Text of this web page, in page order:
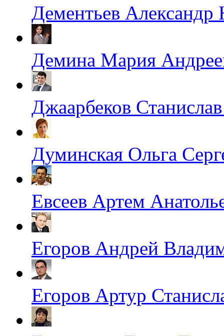
Дементьев
Демина Мария
Джаарбеков
Думинская Ольга
Евсеев Артем
Егоров Андрей
Егоров Артур